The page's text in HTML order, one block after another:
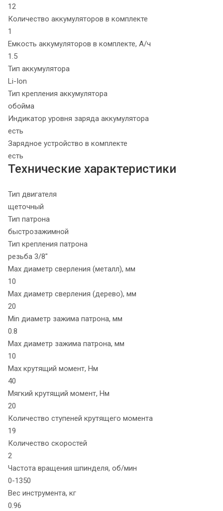
12
Количество аккумуляторов в комплекте
1
Емкость аккумуляторов в комплекте, А/ч
1.5
Тип аккумулятора
Li-Ion
Тип крепления аккумулятора
обойма
Индикатор уровня заряда аккумулятора
есть
Зарядное устройство в комплекте
есть
Технические характеристики
Тип двигателя
щеточный
Тип патрона
быстрозажимной
Тип крепления патрона
резьба 3/8"
Max диаметр сверления (металл), мм
10
Max диаметр сверления (дерево), мм
20
Min диаметр зажима патрона, мм
0.8
Max диаметр зажима патрона, мм
10
Max крутящий момент, Нм
40
Мягкий крутящий момент, Нм
20
Количество ступеней крутящего момента
19
Количество скоростей
2
Частота вращения шпинделя, об/мин
0-1350
Вес инструмента, кг
0.96